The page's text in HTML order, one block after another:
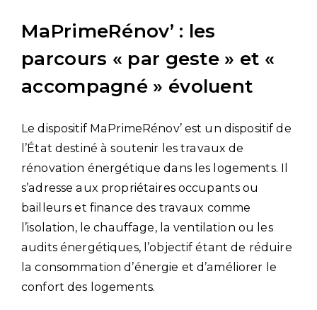
MaPrimeRénov’ : les
parcours « par geste » et «
accompagné » évoluent
Le dispositif MaPrimeRénov’ est un dispositif de
l’État destiné à soutenir les travaux de
rénovation énergétique dans les logements. Il
s’adresse aux propriétaires occupants ou
bailleurs et finance des travaux comme
l’isolation, le chauffage, la ventilation ou les
audits énergétiques, l’objectif étant de réduire
la consommation d’énergie et d’améliorer le
confort des logements.